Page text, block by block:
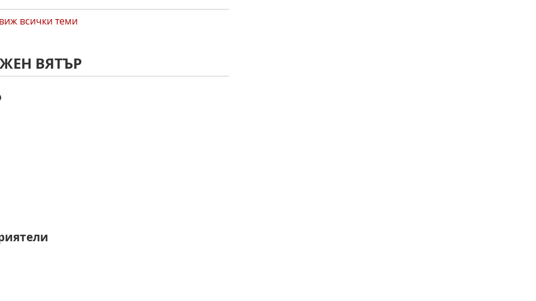
всички теми
ВЯТЪР